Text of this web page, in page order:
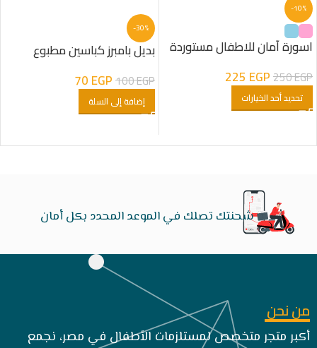
-10%
اسورة آمان للاطفال مستوردة
250EGP
225 EGP
تحديد أحد الخيارات
-30%
بديل بامبرز كباسين مطبوع
100EGP
70EGP
إضافة إلى السلة
شحنتك تصلك في الموعد المحدد بكل أمان
من نحن
أكبر متجر متخصص لمستلزمات الأطفال في مصر، نجمع